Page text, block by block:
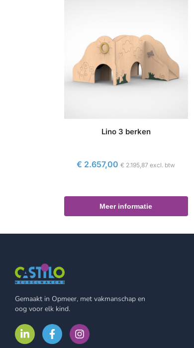
Lino 3 berken
€ 2.657,00 € 2.195,87 excl. btw
Meer informatie
Gemaakt in Opmeer, met vakmanschap en
oog voor elk kind.